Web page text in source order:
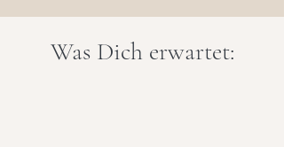
Was Dich erwartet: